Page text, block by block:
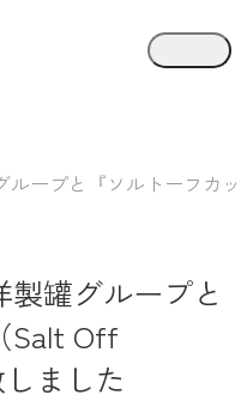
ループと『ソルトーフ
製罐グループと
Salt Off
ました